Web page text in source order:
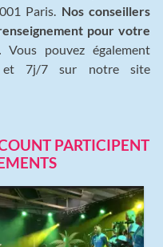
Paris. Nos conseillers
pour votre
Vous pouvez également
et 7j/7 sur notre site
PARTICIPENT